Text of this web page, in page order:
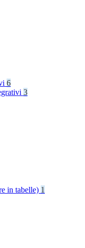
6
3
in tabelle) 1